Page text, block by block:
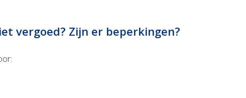
vergoed? Zijn er beperkingen?